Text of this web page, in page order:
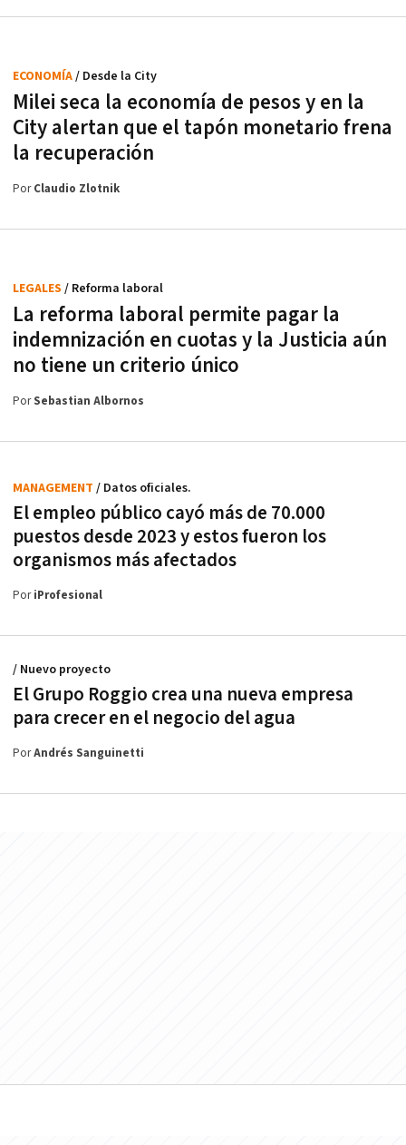
Milei seca la economía de pesos y en la
City alertan que el tapón monetario frena
la recuperación
ECONOMÍA/ Desde la City
PorClaudio Zlotnik
La reforma laboral permite pagar la
indemnización en cuotas y la Justicia aún
no tiene un criterio único
LEGALES / Reforma laboral
PorSebastian Albornos
El empleo público cayó más de 70.000
puestos desde 2023 y estos fueron los
organismos más afectados
MANAGEMENT / Datos oficiales.
PoriProfesional
El Grupo Roggio crea una nueva empresa
para crecer en el negocio del agua
/ Nuevo proyecto
PorAndrés Sanguinetti